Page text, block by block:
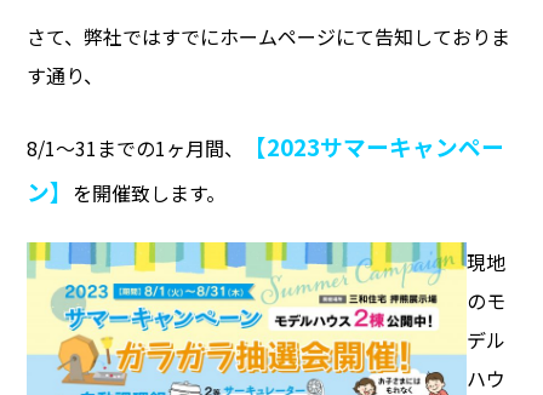
さて、弊社ではすでにホームページにて告知しておりま
す通り、
8/1～31までの1ヶ月間、
【2023サマーキャンペー
ン】 を開催致します。
現地
のモ
デル
ハウ